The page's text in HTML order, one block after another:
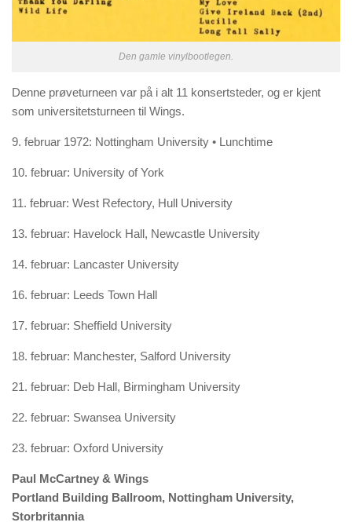
Den gamle vinylbootlegen.
Denne prøveturneen var på i alt 11 konsertsteder, og er kjent
som universitetsturneen til Wings.
9. februar 1972: Nottingham University • Lunchtime
10. februar: University of York
11. februar: West Refectory, Hull University
13. februar: Havelock Hall, Newcastle University
14. februar: Lancaster University
16. februar: Leeds Town Hall
17. februar: Sheffield University
18. februar: Manchester, Salford University
21. februar: Deb Hall, Birmingham University
22. februar: Swansea University
23. februar: Oxford University
Paul McCartney & Wings
Portland Building Ballroom, Nottingham University,
Storbritannia